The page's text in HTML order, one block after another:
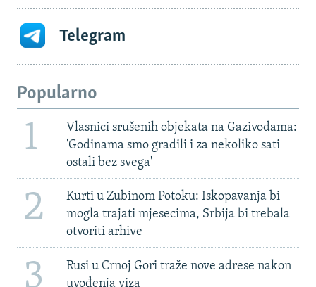
Telegram
Popularno
1
Vlasnici srušenih objekata na Gazivodama:
'Godinama smo gradili i za nekoliko sati
ostali bez svega'
2
Kurti u Zubinom Potoku: Iskopavanja bi
mogla trajati mjesecima, Srbija bi trebala
otvoriti arhive
3
Rusi u Crnoj Gori traže nove adrese nakon
uvođenja viza